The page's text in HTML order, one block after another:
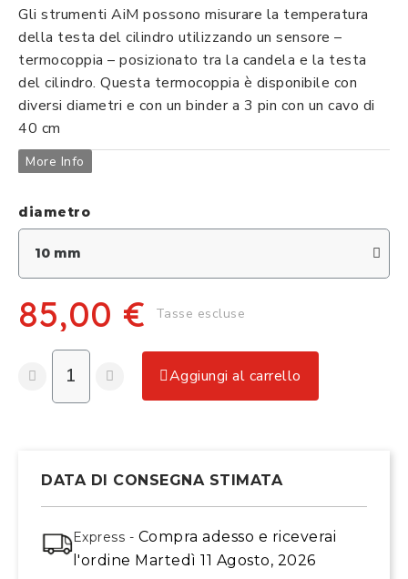
Gli strumenti AiM possono misurare la temperatura
della testa del cilindro utilizzando un sensore –
termocoppia – posizionato tra la candela e la testa
del cilindro. Questa termocoppia è disponibile con
diversi diametri e con un binder a 3 pin con un cavo di
40 cm
More Info
diametro
85,00 € Tasse escluse
Aggiungi al carrello
DATA DI CONSEGNA STIMATA
Express - Compra adesso e riceverai
l'ordine Martedì 11 Agosto, 2026